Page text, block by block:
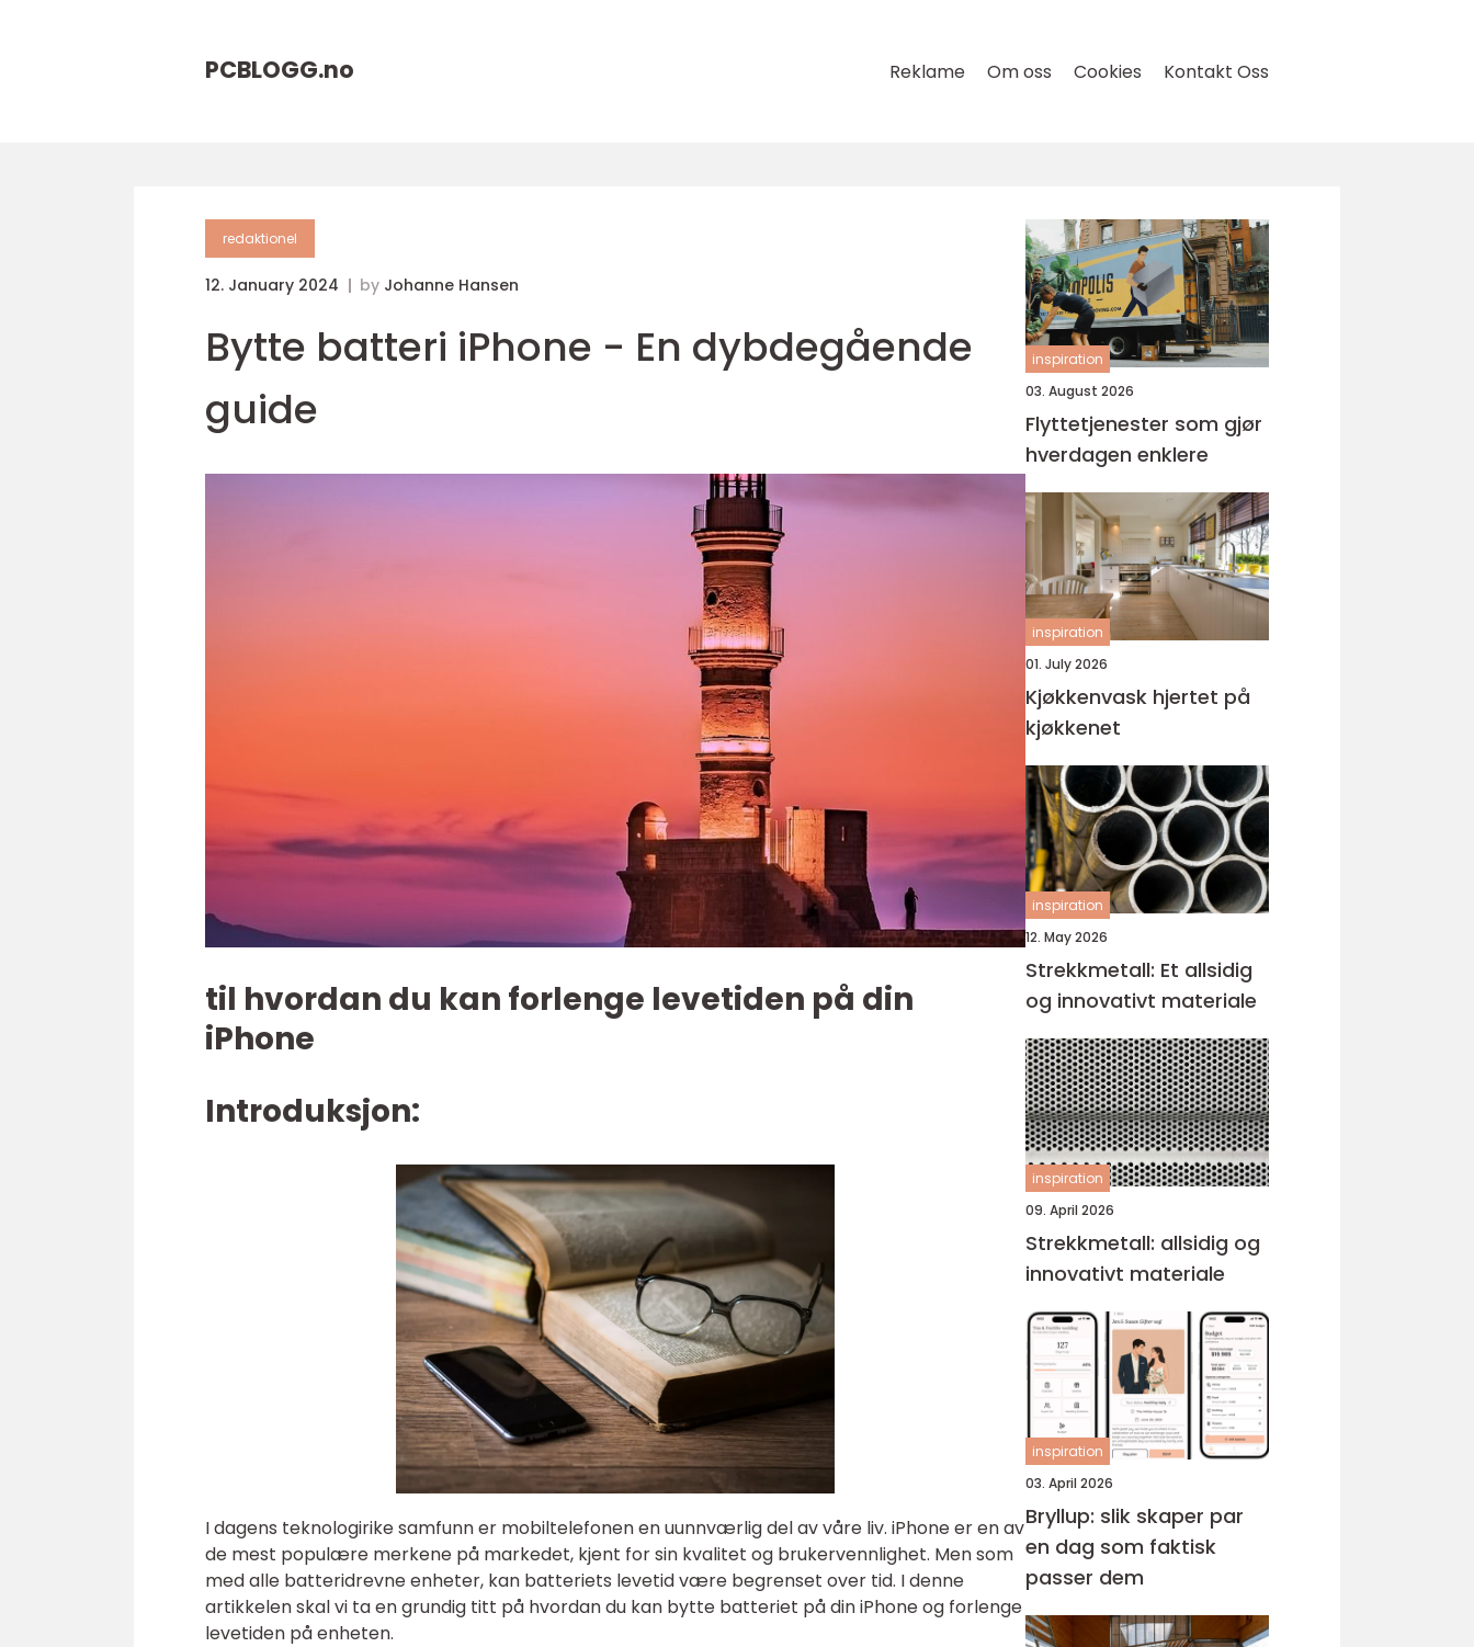
PCBLOGG.no Reklame Om oss Cookies Kontakt Oss
redaktionel
12. January 2024 by Johanne Hansen
Bytte batteri iPhone - En dybdegående
guide
til hvordan du kan forlenge levetiden på din
iPhone
Introduksjon:
I dagens teknologirike samfunn er mobiltelefonen en uunnværlig del av våre liv. iPhone er en av
de mest populære merkene på markedet, kjent for sin kvalitet og brukervennlighet. Men som
med alle batteridrevne enheter, kan batteriets levetid være begrenset over tid. I denne
artikkelen skal vi ta en grundig titt på hvordan du kan bytte batteriet på din iPhone og forlenge
levetiden på enheten.
inspiration
03. August 2026
Flyttetjenester som gjør
hverdagen enklere
inspiration
01. July 2026
Kjøkkenvask hjertet på
kjøkkenet
inspiration
12. May 2026
Strekkmetall: Et allsidig
og innovativt materiale
inspiration
09. April 2026
Strekkmetall: allsidig og
innovativt materiale
inspiration
03. April 2026
Bryllup: slik skaper par
en dag som faktisk
passer dem